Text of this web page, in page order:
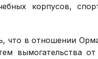
корпусов,
что в отношении
вымогательства